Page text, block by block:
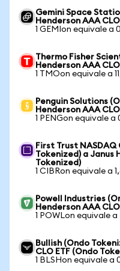
Gemini Space
Henderson AAA
1 GEMIon equivale a
Thermo Fisher
Henderson AAA
1 TMOon equivale a
Penguin Solutions
Henderson AAA
1 PENGon equivale
First Trust
Tokenized) a Janus
Tokenized)
1 CIBRon equivale a
Powell Industries
Henderson AAA
1 POWLon equivale
Bullish (Ondo
CLO ETF (Ondo
1 BLSHon equivale a